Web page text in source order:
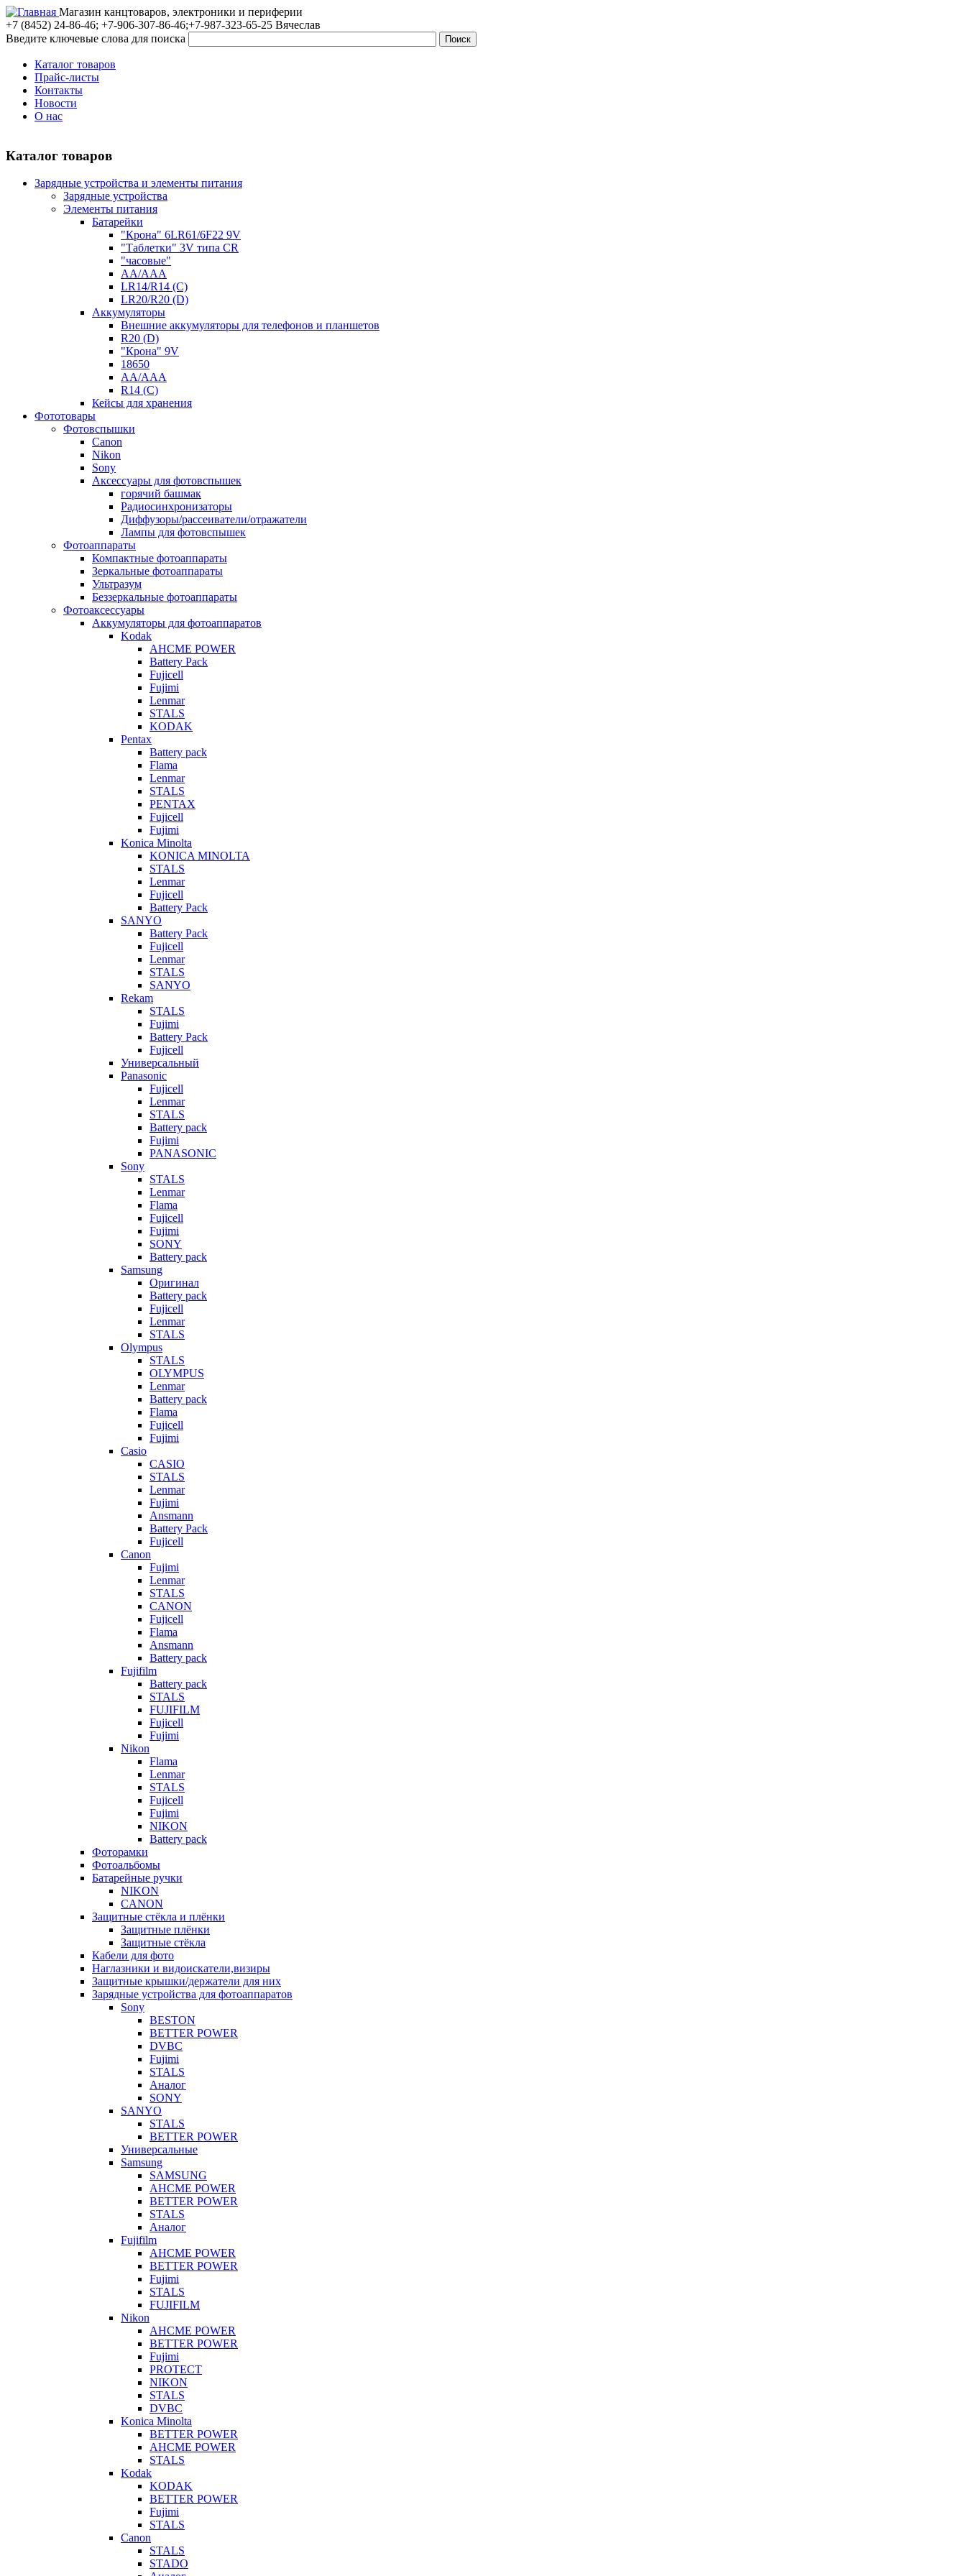
Магазин канцтоваров, электроники и периферии
+7 (8452) 24-86-46; +7-906-307-86-46;+7-987-323-65-25 Вячеслав
Введите ключевые слова для поиска
Каталог товаров
Прайс-листы
Контакты
Новости
О нас
Каталог товаров
Зарядные устройства и элементы питания
Зарядные устройства
Элементы питания
Батарейки
"Крона" 6LR61/6F22 9V
"Таблетки" 3V типа CR
"часовые"
AA/AAA
LR14/R14 (C)
LR20/R20 (D)
Аккумуляторы
Внешние аккумуляторы для телефонов и планшетов
R20 (D)
"Крона" 9V
18650
AA/AAA
R14 (C)
Кейсы для хранения
Фототовары
Фотовспышки
Canon
Nikon
Sony
Аксессуары для фотовспышек
горячий башмак
Радиосинхронизаторы
Диффузоры/рассеиватели/отражатели
Лампы для фотовспышек
Фотоаппараты
Компактные фотоаппараты
Зеркальные фотоаппараты
Ультразум
Беззеркальные фотоаппараты
Фотоаксессуары
Аккумуляторы для фотоаппаратов
Kodak
AHCME POWER
Battery Pack
Fujicell
Fujimi
Lenmar
STALS
KODAK
Pentax
Battery pack
Flama
Lenmar
STALS
PENTAX
Fujicell
Fujimi
Konica Minolta
KONICA MINOLTA
STALS
Lenmar
Fujicell
Battery Pack
SANYO
Battery Pack
Fujicell
Lenmar
STALS
SANYO
Rekam
STALS
Fujimi
Battery Pack
Fujicell
Универсальный
Panasonic
Fujicell
Lenmar
STALS
Battery pack
Fujimi
PANASONIC
Sony
STALS
Lenmar
Flama
Fujicell
Fujimi
SONY
Battery pack
Samsung
Оригинал
Battery pack
Fujicell
Lenmar
STALS
Olympus
STALS
OLYMPUS
Lenmar
Battery pack
Flama
Fujicell
Fujimi
Casio
CASIO
STALS
Lenmar
Fujimi
Ansmann
Battery Pack
Fujicell
Canon
Fujimi
Lenmar
STALS
CANON
Fujicell
Flama
Ansmann
Battery pack
Fujifilm
Battery pack
STALS
FUJIFILM
Fujicell
Fujimi
Nikon
Flama
Lenmar
STALS
Fujicell
Fujimi
NIKON
Battery pack
Фоторамки
Фотоальбомы
Батарейные ручки
NIKON
CANON
Защитные стёкла и плёнки
Защитные плёнки
Защитные стёкла
Кабели для фото
Наглазники и видоискатели,визиры
Защитные крышки/держатели для них
Зарядные устройства для фотоаппаратов
Sony
BESTON
BETTER POWER
DVBC
Fujimi
STALS
Аналог
SONY
SANYO
STALS
BETTER POWER
Универсальные
Samsung
SAMSUNG
AHCME POWER
BETTER POWER
STALS
Аналог
Fujifilm
AHCME POWER
BETTER POWER
Fujimi
STALS
FUJIFILM
Nikon
AHCME POWER
BETTER POWER
Fujimi
PROTECT
NIKON
STALS
DVBC
Konica Minolta
BETTER POWER
AHCME POWER
STALS
Kodak
KODAK
BETTER POWER
Fujimi
STALS
Canon
STALS
STADO